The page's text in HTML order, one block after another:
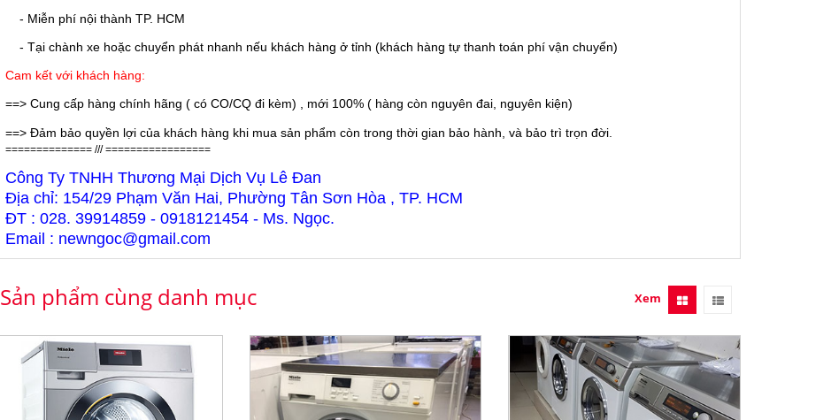
- Miễn phí nội thành TP. HCM
- Tại chành xe hoặc chuyển phát nhanh nếu khách hàng ở tỉnh (khách hàng tự thanh toán phí vận chuyển)
Cam kết với khách hàng:
==> Cung cấp hàng chính hãng ( có CO/CQ đi kèm) , mới 100% ( hàng còn nguyên đai, nguyên kiện)
==> Đảm bảo quyền lợi của khách hàng khi mua sản phẩm còn trong thời gian bảo hành, và bảo trì trọn đời.
============== /// =================
Công Ty TNHH Thương Mại Dịch Vụ Lê Đan
Địa chỉ: 154/29 Phạm Văn Hai, Phường Tân Sơn Hòa , TP. HCM
ĐT : 028. 39914859 - 0918121454 - Ms. Ngọc.
Email : newngoc@gmail.com
Sản phẩm cùng danh mục Xem